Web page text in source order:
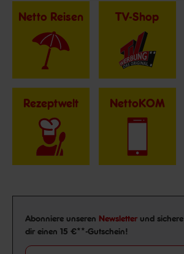
Netto Reisen TV-Shop
Rezeptwelt NettoKOM
Newsletter Anmeldung
Abonniere unseren Newsletter und sichere
dir einen 15 €**-Gutschein!